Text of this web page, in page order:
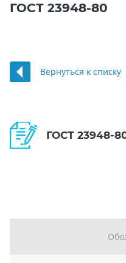
ГОСТ 23948-80
Вернуться к списку
ГОСТ 23948-